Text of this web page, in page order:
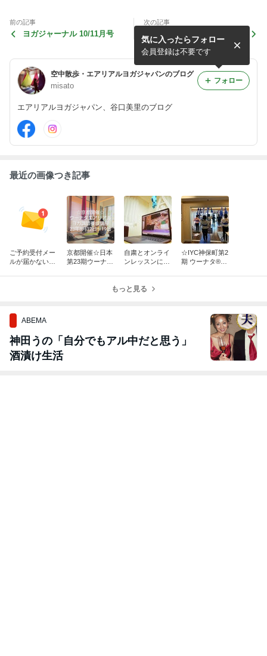
前の記事
ヨガジャーナル 10/11月号
次の記事
空中散歩・エアリアルヨガジャパンのブログ
misato
エアリアルヨガジャパン、谷口美里のブログ
気に入ったらフォロー
会員登録は不要です
フォロー
最近の画像つき記事
ご予約受付メー
ルが届かない現
京都開催☆日本
第23期ウーナタ
自粛とオンライ
ンレッスンにつ
☆IYC神保町第2
期 ウーナタ®エ
もっと見る
ABEMA
神田うの「自分でもアル中だと思う」
酒漬け生活